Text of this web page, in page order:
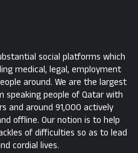
social platforms which
medical, legal, employment
around. We are the largest
speaking people of Qatar with
and around 91,000 actively
offline. Our notion is to help
of difficulties so as to lead
cordial lives.